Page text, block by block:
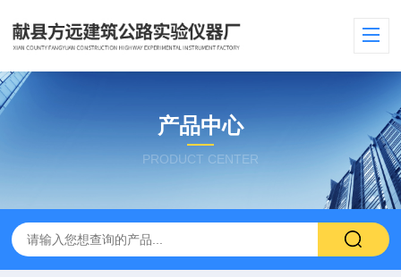
产品中心
PRODUCT CENTER